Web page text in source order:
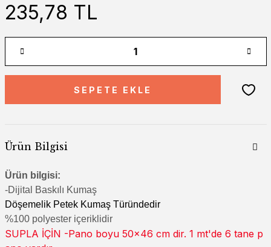
235,78 TL
SEPETE EKLE
Ürün Bilgisi
Ürün bilgisi:
-Dijital Baskılı Kumaş
Döşemelik Petek Kumaş Türündedir
%100 polyester içeriklidir
SUPLA İÇİN -Pano boyu 50x46 cm dir. 1 mt'de 6 tane p